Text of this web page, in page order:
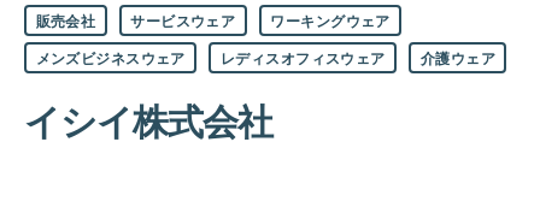
カ
テ
ゴ
リ
販売会社 サービスウェア
ワーキングウェア
メンズビジネスウェア
レディスオフィスウェア 介護ウェア
イシイ株式会社